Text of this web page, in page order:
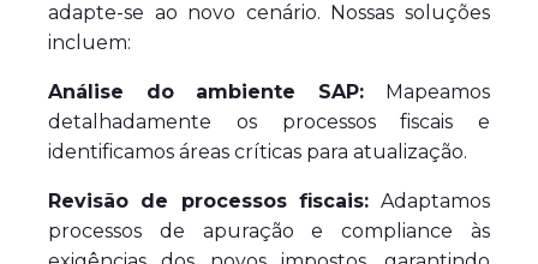
adapte-se ao novo cenário. Nossas soluções
incluem:
Análise do ambiente SAP:
Mapeamos
detalhadamente os processos fiscais e
identificamos áreas críticas para atualização.
Revisão de processos fiscais: Adaptamos
processos de apuração e compliance às